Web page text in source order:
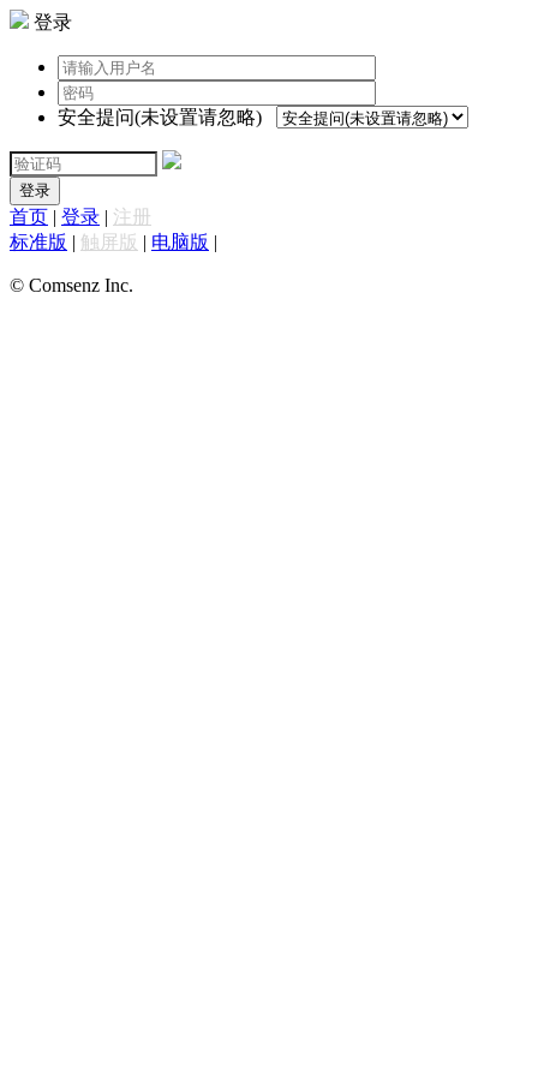
登录
安全提问(未设置请忽略)
登录
首页 | 登录 | 注册
标准版 | 触屏版 | 电脑版 |
© Comsenz Inc.